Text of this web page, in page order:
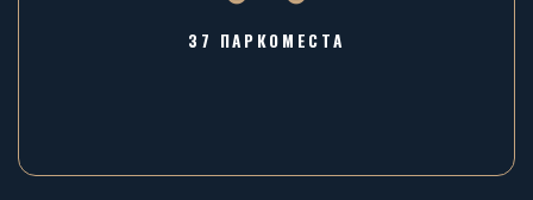
37 ПАРКОМЕСТА